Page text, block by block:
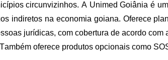
circunvizinhos. A Unimed Goiânia é
indiretos na economia goiana. Oferece
jurídicas, com cobertura de acordo
oferece produtos opcionais como